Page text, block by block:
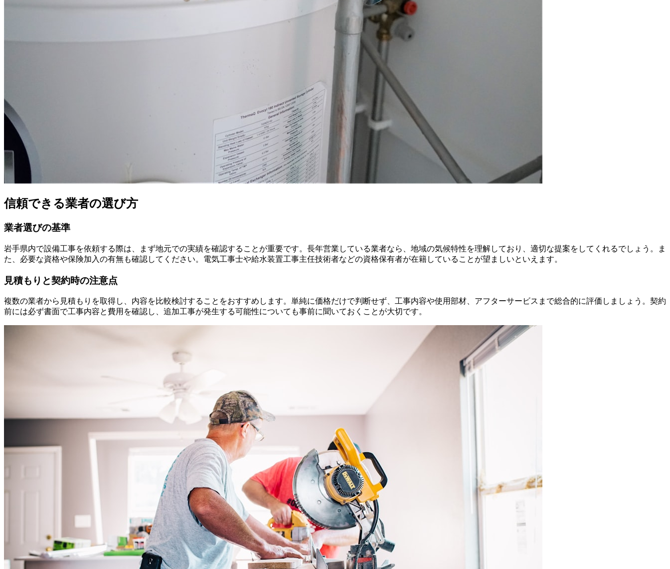
信頼できる業者の選び方
業者選びの基準
岩手県内で設備工事を依頼する際は、まず地元での実績を確認することが重要です。長年営業している業者なら、地域の気候特性を理解しており、適切な提案をしてくれるでしょう。ま
た、必要な資格や保険加入の有無も確認してください。電気工事士や給水装置工事主任技術者などの資格保有者が在籍していることが望ましいといえます。
見積もりと契約時の注意点
複数の業者から見積もりを取得し、内容を比較検討することをおすすめします。単純に価格だけで判断せず、工事内容や使用部材、アフターサービスまで総合的に評価しましょう。契約
前には必ず書面で工事内容と費用を確認し、追加工事が発生する可能性についても事前に聞いておくことが大切です。